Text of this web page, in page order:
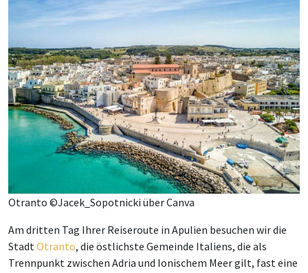
Otranto ©Jacek_Sopotnicki über Canva
Am dritten Tag Ihrer Reiseroute in Apulien besuchen wir die
StadtOtranto, die östlichste Gemeinde Italiens, die als
Trennpunkt zwischen Adria und Ionischem Meer gilt, fast eine